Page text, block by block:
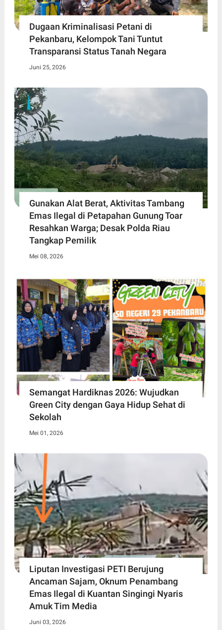
Dugaan Kriminalisasi Petani di
Pekanbaru, Kelompok Tani Tuntut
Transparansi Status Tanah Negara
Juni 25, 2026
Gunakan Alat Berat, Aktivitas Tambang
Emas Ilegal di Petapahan Gunung Toar
Resahkan Warga; Desak Polda Riau
Tangkap Pemilik
Mei 08, 2026
Semangat Hardiknas 2026: Wujudkan
Green City dengan Gaya Hidup Sehat di
Sekolah
Mei 01, 2026
Liputan Investigasi PETI Berujung
Ancaman Sajam, Oknum Penambang
Emas Ilegal di Kuantan Singingi Nyaris
Amuk Tim Media
Juni 03, 2026